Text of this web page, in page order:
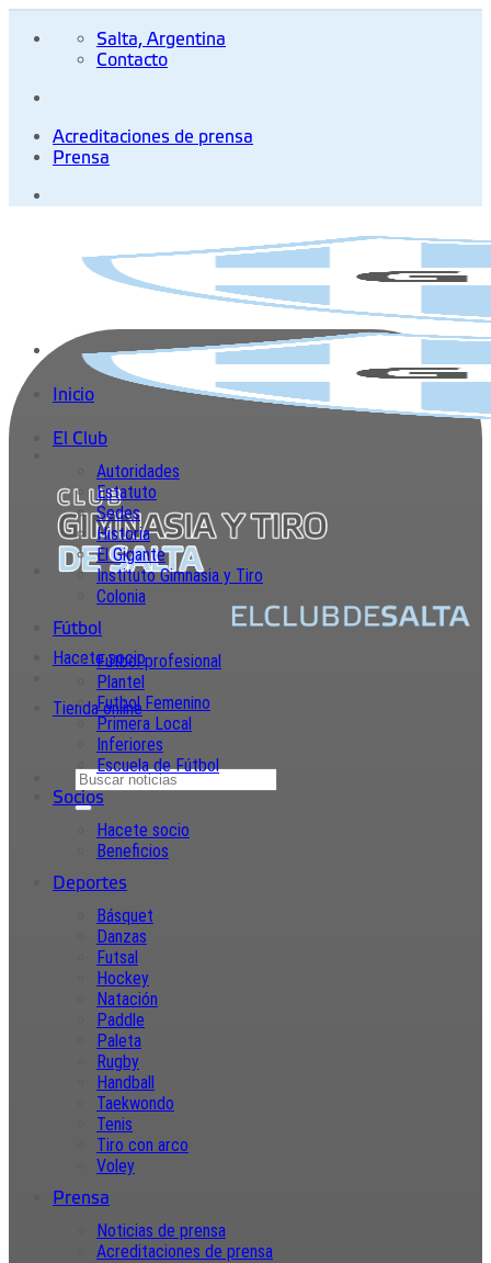
Salta, Argentina
Contacto
Acreditaciones de prensa
Prensa
Hacete socio
Tienda online
Inicio
El Club
Autoridades
Estatuto
Sedes
Historia
El Gigante
Instituto Gimnasia y Tiro
Colonia
Fútbol
Fútbol profesional
Plantel
Futbol Femenino
Primera Local
Inferiores
Escuela de Fútbol
Socios
Hacete socio
Beneficios
Deportes
Básquet
Danzas
Futsal
Hockey
Natación
Paddle
Paleta
Rugby
Handball
Taekwondo
Tenis
Tiro con arco
Voley
Prensa
Noticias de prensa
Acreditaciones de prensa